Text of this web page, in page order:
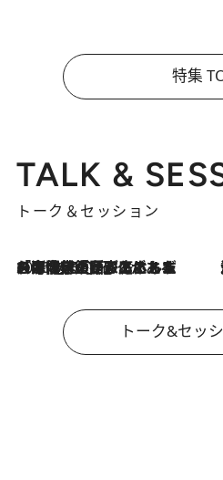
特集
TALK &
トーク＆セッション
2026.8.3
「今後値上げがあるとすれば…」「リスクがあるのは今年の冬」エネルギー専門家が語る、ホルムズ海峡封鎖が家庭にもたらす“ある心配” 「
トーク&セッ